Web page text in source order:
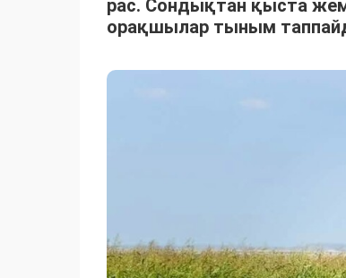
рас. Сондықтан қыста
орақшылар тыным